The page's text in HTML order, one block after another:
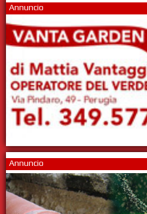
Annuncio
Annuncio